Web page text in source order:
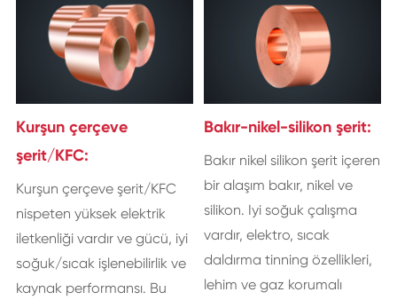
Kurşun çerçeve
şerit/KFC:
Kurşun çerçeve şerit/KFC
nispeten yüksek elektrik
iletkenliği vardır ve gücü, iyi
soğuk/sıcak işlenebilirlik ve
kaynak performansı. Bu
Bakır-nikel-silikon şerit:
Bakır nikel silikon şerit içeren
bir alaşım bakır, nikel ve
silikon. Iyi soğuk çalışma
vardır, elektro, sıcak
daldırma tinning özellikleri,
lehim ve gaz korumalı